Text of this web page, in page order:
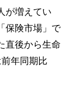
が増えてい
保険市場」で
直後から生命
年同期比